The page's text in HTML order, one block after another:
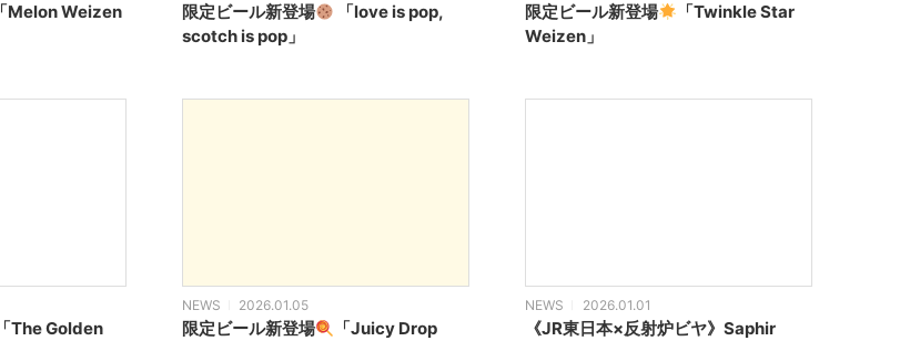
「Melon Weizen
限定ビール新登場
「love is pop,
scotch is pop」
限定ビール新登場
「Twinkle Star
Weizen」
「The Golden
NEWS 2026.01.05
限定ビール新登場
「Juicy Drop
NEWS 2026.01.01
《JR東日本×反射炉ビヤ》Saphir